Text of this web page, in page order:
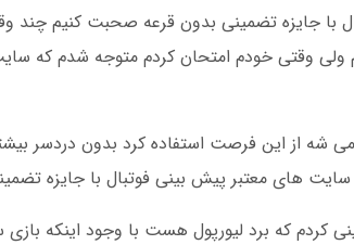
با جایزه تضمینی بدون قرعه صحبت کنیم
وقتی خودم امتحان کردم متوجه شدم که
از این فرصت استفاده کرد بدون دردسر
سایت های معتبر پیش بینی فوتبال با جایزه
کردم که برد لیورپول هست با وجود اینکه